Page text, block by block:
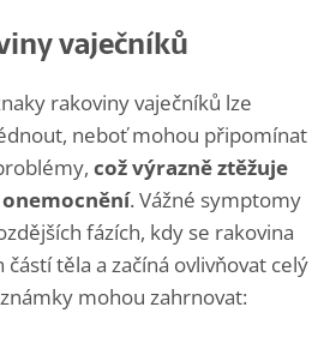
vaječníků
rakoviny vaječníků lze
neboť mohou připomínat
což výrazně ztěžuje
. Vážné symptomy
fázích, kdy se rakovina
těla a začíná ovlivňovat celý
mohou zahrnovat: